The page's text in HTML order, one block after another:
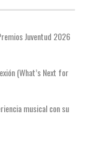
Juventud 2026
(What’s Next for
musical con su